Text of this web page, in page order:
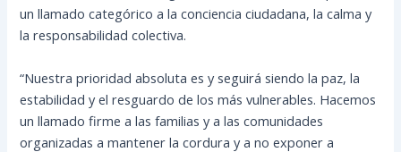
un llamado categórico a la conciencia ciudadana, la calma y
la responsabilidad colectiva.
“Nuestra prioridad absoluta es y seguirá siendo la paz, la
estabilidad y el resguardo de los más vulnerables. Hacemos
un llamado firme a las familias y a las comunidades
organizadas a mantener la cordura y a no exponer a